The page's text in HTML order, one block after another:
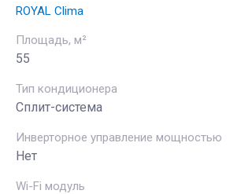
ROYAL Clima
Площадь, м²
55
Тип кондиционера
Сплит-система
Инверторное управление мощностью
Нет
Wi-Fi модуль